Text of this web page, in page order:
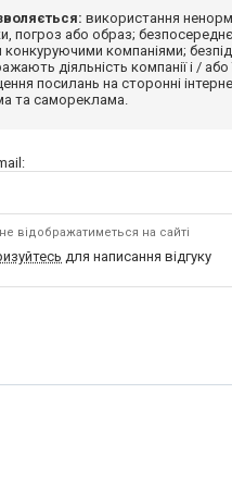
використання
погроз або образ;
конкуруючими компаніями;
діяльність компанії і / або
посилань на сторонні
та самореклама.
відображатиметься на сайті
для написання відгуку